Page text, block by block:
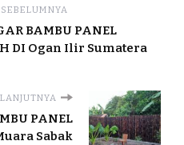
BAMBU PANEL
DI Ogan Ilir Sumatera
PANEL
Sabak